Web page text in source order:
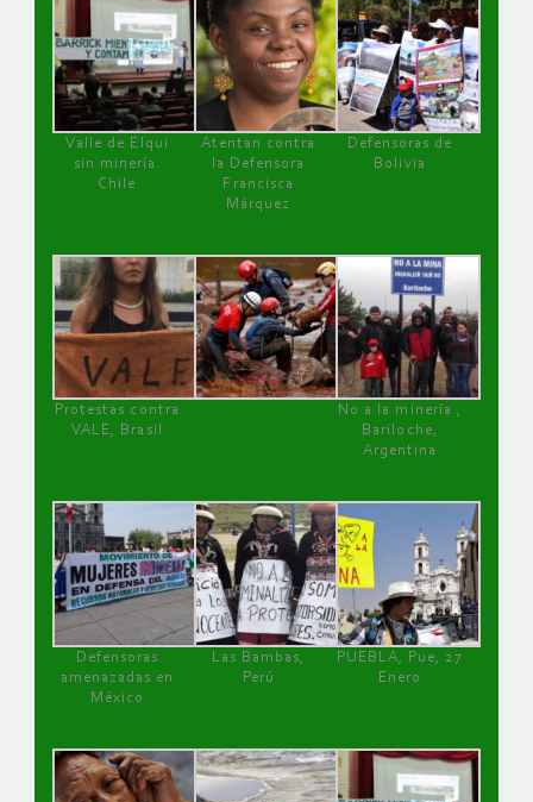
Valle de Elqui
sin minería.
Chile
Atentan contra
la Defensora
Francisca
Márquez
Defensoras de
Bolivia
Protestas contra
VALE, Brasil
No a la minería ,
Bariloche,
Argentina
Defensoras
amenazadas en
México
Las Bambas,
Perú
PUEBLA, Pue, 27
Enero